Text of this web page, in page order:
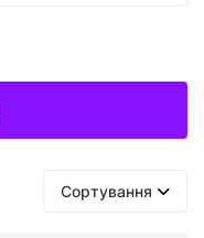
Сортування